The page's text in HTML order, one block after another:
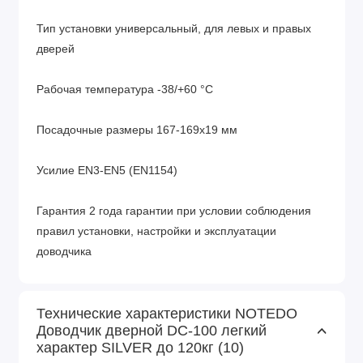
Тип установки универсальный, для левых и правых
дверей
Рабочая температура -38/+60 °С
Посадочные размеры 167-169х19 мм
Усилие EN3-EN5 (EN1154)
Гарантия 2 года гарантии при условии соблюдения
правил установки, настройки и эксплуатации
доводчика
Дверной доводчик
Технические характеристики NOTEDO
Доводчик дверной DC-100 легкий
характер SILVER до 120кг (10)